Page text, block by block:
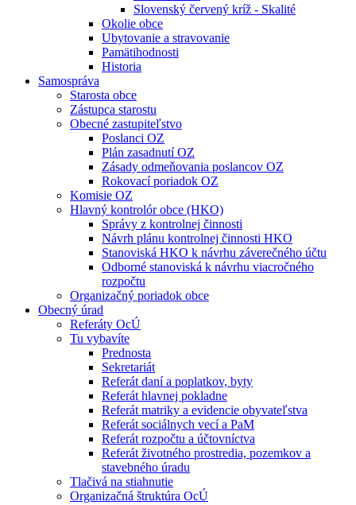
Slovenský červený kríž - Skalité
Okolie obce
Ubytovanie a stravovanie
Pamätihodnosti
Historia
Samospráva
Starosta obce
Zástupca starostu
Obecné zastupiteľstvo
Poslanci OZ
Plán zasadnutí OZ
Zásady odmeňovania poslancov OZ
Rokovací poriadok OZ
Komisie OZ
Hlavný kontrolór obce (HKO)
Správy z kontrolnej činnosti
Návrh plánu kontrolnej činnosti HKO
Stanoviská HKO k návrhu záverečného účtu
Odborné stanoviská k návrhu viacročného
rozpočtu
Organizačný poriadok obce
Obecný úrad
Referáty OcÚ
Tu vybavíte
Prednosta
Sekretariát
Referát daní a poplatkov, byty
Referát hlavnej pokladne
Referát matriky a evidencie obyvateľstva
Referát sociálnych vecí a PaM
Referát rozpočtu a účtovníctva
Referát životného prostredia, pozemkov a
stavebného úradu
Tlačivá na stiahnutie
Organizačná štruktúra OcÚ